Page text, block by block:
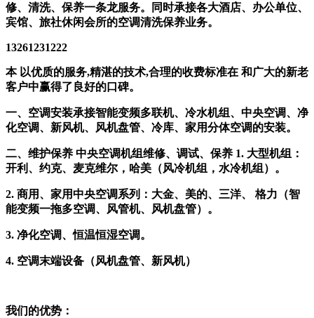
修、清洗、保养一条龙服务。同时承接各大酒店、办公单位、
宾馆、旅社休闲会所的空调清洗保养业务。
13261231222
本 以优质的服务,精湛的技术,合理的收费标准在 和广大的新老
客户中赢得了良好的口碑。
一、空调安装承接智能变频多联机、冷水机组、中央空调、净
化空调、新风机、风机盘管、冷库、家用分体空调的安装。
二、维护保养 中央空调机组维修、调试、保养 1. 大型机组：
开利、约克、麦克维尔，哈美（风冷机组，水冷机组）。
2. 商用、家用中央空调系列：大金、美的、三洋、 格力（智
能变频一拖多空调、风管机、风机盘管）。
3. 净化空调、恒温恒湿空调。
4. 空调末端设备（风机盘管、新风机）
我们的优势：